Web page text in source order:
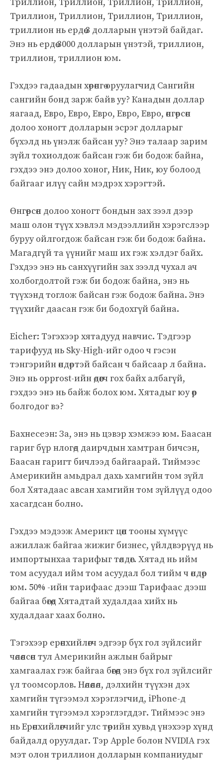
Триллион, Триллион, Триллион, Триллион,
триллион нь ердөө 3 долларын үнэтэй байдаг.
Энэ нь ердөө 3000 долларын үнэтэй, триллион,
триллион, триллион юм.
Гэхдээ гадаадын хөрөнгө оруулагчид Сангийн
сангийн бонд зарж байв уу? Канадын доллар
яагаад, Евро, Евро, Евро, Евро, Евро, өнгөрсөн
долоо хоногт долларын эсрэг долларыг
бүхэлд нь үнэлж байсан уу? Энэ талаар зарим
зүйл тохиолдож байсан гэж би бодож байна,
гэхдээ энэ долоо хоног, Ник, Ник, юу болоод
байгааг илүү сайн мэдрэх хэрэгтэй.
Өнгөрсөн долоо хоногт бондын зах зээл дээр
маш олон түүх хэвлэл мэдээллийн хэрэгслээр
буруу ойлгогдож байсан гэж би бодож байна.
Магадгүй та үүнийг маш их гэж хэлдэг байх.
Гэхдээ энэ нь санхүүгийн зах зээлд чухал ач
холбогдолтой гэж би бодож байна, энэ нь
түүхэнд тоглож байсан гэж бодож байна. Энэ
түүхийг даасан гэж би бодохгүй байна.
Eicher: Тэгэхээр хятадууд навчис. Тэдгээр
тарифууд нь Sky-High-ийг одоо ч гэсэн
тэнгэрийн өндөртэй байсан ч байсаар л байна.
Энэ нь opprost-ийн өдөөгч гох байх албагүй,
гэхдээ энэ нь байж болох юм. Хятадыг юу өөр
болгодог вэ?
Бахнесеэн: За, энэ нь цэвэр хэмжээ юм. Баасан
гариг ​​бүр нлогөд даирчдын хамтран бичсэн,
Баасан гаригт бичлээд байгаарай. Тиймээс
Америкийн амьдрал дахь хамгийн том зүйл
бол Хятадаас авсан хамгийн том зүйлүүд одоо
хасагдсан болно.
Гэхдээ мэдээж Америкт цөөн тооны хүмүүс
ажиллаж байгаа жижиг бизнес, үйлдвэрүүд нь
импортынхаа тарифыг төлдөг. Хятад нь ийм
том асуудал ийм том асуудал бол тийм ч өндөр
юм. 50% -ийн тарифаас дээш Тарифаас дээш
байгаа бөгөөд Хятадтай худалдаа хийх нь
худалдааг хаах болно.
Тэгэхээр ерөнхийлөгч эдгээр бүх гол зүйлсийг
чөлөөлсөн тул Америкийн ажлын байрыг
хамгаалах гэж байгаа бөгөөд энэ бүх гол зүйлсийг
үл тоомсорлов. Нөлөөлөл, дэлхийн түүхэн дэх
хамгийн түгээмэл хэрэглэгчид, iPhone-д
хамгийн түгээмэл хэрэглэгддэг. Тиймээс энэ
нь Ерөнхийлөгчийг улс төрийн хувьд үнэхээр хүнд
байдалд оруулдаг. Тэр Apple болон NVIDIA гэх
мэт олон триллион долларын компаниудыг